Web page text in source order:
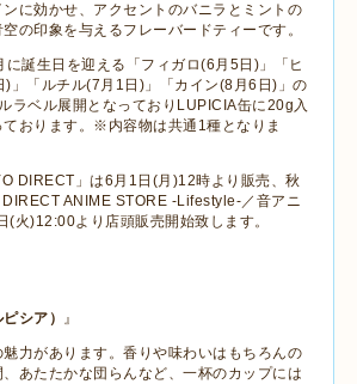
に効かせ、アクセントのバニラとミントの
の印象を与えるフレーバードティーです。
に誕生日を迎える「フィガロ(6 月 5日 ) 」「ヒ
) 」「ルチル(7 月 1 日 ) 」「カイン(8 月6 日) 」の
ラベル展開となっており LUPICIA缶に20g 入
ております。※内容物は共通 1種となりま
DIRECT 」は6 月 1 日 (月 )12時より販売、秋
DIRECT ANIME STORE -Lifestyle-／音アニ
(火)12:00より店頭販売開始致します。
ピシア） 』
力があります。香りや味わいはもちろんの
あたたかな団らんなど、一杯のカップには